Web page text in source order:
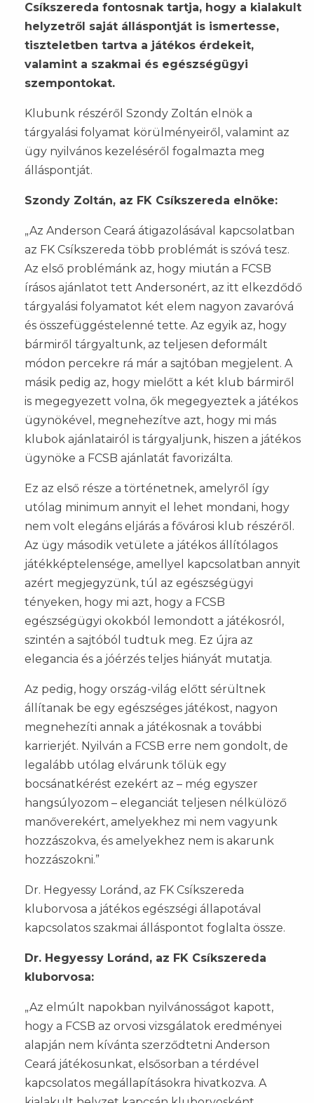
Csíkszereda fontosnak tartja, hogy a kialakult
helyzetről saját álláspontját is ismertesse,
tiszteletben tartva a játékos érdekeit,
valamint a szakmai és egészségügyi
szempontokat.
Klubunk részéről Szondy Zoltán elnök a
tárgyalási folyamat körülményeiről, valamint az
ügy nyilvános kezeléséről fogalmazta meg
álláspontját.
Szondy Zoltán, az FK Csíkszereda elnöke:
„Az Anderson Ceará átigazolásával kapcsolatban
az FK Csíkszereda több problémát is szóvá tesz.
Az első problémánk az, hogy miután a FCSB
írásos ajánlatot tett Andersonért, az itt elkezdődő
tárgyalási folyamatot két elem nagyon zavaróvá
és összefüggéstelenné tette. Az egyik az, hogy
bármiről tárgyaltunk, az teljesen deformált
módon percekre rá már a sajtóban megjelent. A
másik pedig az, hogy mielőtt a két klub bármiről
is megegyezett volna, ők megegyeztek a játékos
ügynökével, megnehezítve azt, hogy mi más
klubok ajánlatairól is tárgyaljunk, hiszen a játékos
ügynöke a FCSB ajánlatát favorizálta.
Ez az első része a történetnek, amelyről így
utólag minimum annyit el lehet mondani, hogy
nem volt elegáns eljárás a fővárosi klub részéről.
Az ügy második vetülete a játékos állítólagos
játékképtelensége, amellyel kapcsolatban annyit
azért megjegyzünk, túl az egészségügyi
tényeken, hogy mi azt, hogy a FCSB
egészségügyi okokból lemondott a játékosról,
szintén a sajtóból tudtuk meg. Ez újra az
elegancia és a jóérzés teljes hiányát mutatja.
Az pedig, hogy ország-világ előtt sérültnek
állítanak be egy egészséges játékost, nagyon
megnehezíti annak a játékosnak a további
karrierjét. Nyilván a FCSB erre nem gondolt, de
legalább utólag elvárunk tőlük egy
bocsánatkérést ezekért az – még egyszer
hangsúlyozom – eleganciát teljesen nélkülöző
manőverekért, amelyekhez mi nem vagyunk
hozzászokva, és amelyekhez nem is akarunk
hozzászokni.”
Dr. Hegyessy Loránd, az FK Csíkszereda
kluborvosa a játékos egészségi állapotával
kapcsolatos szakmai álláspontot foglalta össze.
Dr. Hegyessy Loránd, az FK Csíkszereda
kluborvosa:
„Az elmúlt napokban nyilvánosságot kapott,
hogy a FCSB az orvosi vizsgálatok eredményei
alapján nem kívánta szerződtetni Anderson
Ceará játékosunkat, elsősorban a térdével
kapcsolatos megállapításokra hivatkozva. A